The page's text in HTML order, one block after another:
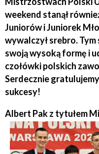
weekend stanął
Juniorów i Juniorek
wywalczył srebro.
swoją wysoką formę i
czołówki polskich
Serdecznie
sukcesy!
Albert Pak z tytułem